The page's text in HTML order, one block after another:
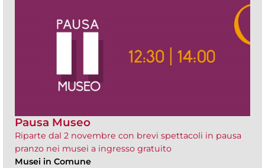
Pausa Museo
Riparte dal 2 novembre con brevi spettacoli in pausa
pranzo nei musei a ingresso gratuito
Musei in Comune